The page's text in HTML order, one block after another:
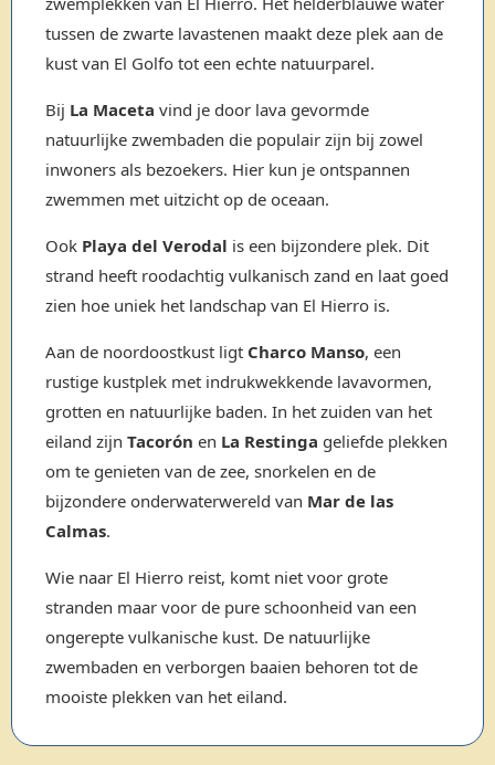
tussen de zwarte lavastenen maakt deze plek aan de
kust van El Golfo tot een echte natuurparel.
Bij La Maceta vind je door lava gevormde
natuurlijke zwembaden die populair zijn bij zowel
inwoners als bezoekers. Hier kun je ontspannen
zwemmen met uitzicht op de oceaan.
Ook Playa del Verodal is een bijzondere plek. Dit
strand heeft roodachtig vulkanisch zand en laat goed
zien hoe uniek het landschap van El Hierro is.
Aan de noordoostkust ligt Charco Manso, een
rustige kustplek met indrukwekkende lavavormen,
grotten en natuurlijke baden. In het zuiden van het
eiland zijn Tacorón en La Restinga geliefde plekken
om te genieten van de zee, snorkelen en de
bijzondere onderwaterwereld van Mar de las
Calmas.
Wie naar El Hierro reist, komt niet voor grote
stranden maar voor de pure schoonheid van een
ongerepte vulkanische kust. De natuurlijke
zwembaden en verborgen baaien behoren tot de
mooiste plekken van het eiland.